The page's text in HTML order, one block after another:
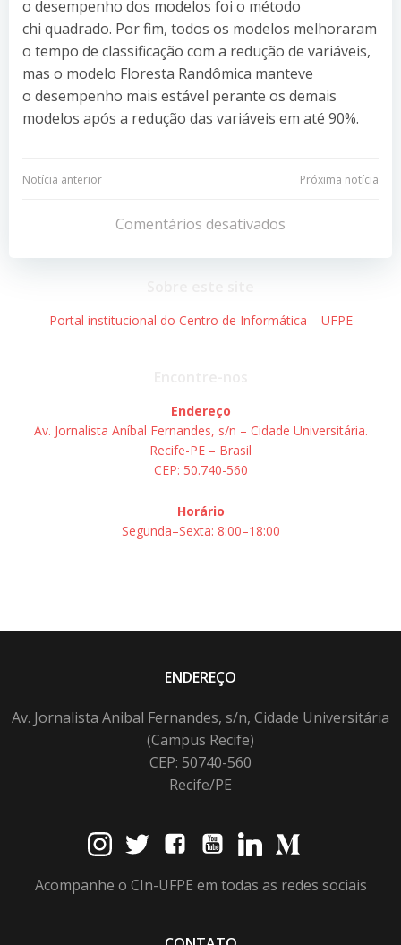
o desempenho dos modelos foi o método
chi quadrado. Por fim, todos os modelos melhoraram
o tempo de classificação com a redução de variáveis,
mas o modelo Floresta Randômica manteve
o desempenho mais estável perante os demais
modelos após a redução das variáveis em até 90%.
Navegação
Post
Notícia anterior
Navegação
de
Post
Próxima notícia
Comentários desativados
Portal institucional do Centro de Informática – UFPE
Endereço
Av. Jornalista Aníbal Fernandes, s/n – Cidade Universitária.
Recife-PE – Brasil
CEP: 50.740-560
Horário
Segunda–Sexta: 8:00–18:00
ENDEREÇO
Av. Jornalista Anibal Fernandes, s/n, Cidade Universitária
(Campus Recife)
CEP: 50740-560
Recife/PE
Acompanhe o CIn-UFPE em todas as redes sociais